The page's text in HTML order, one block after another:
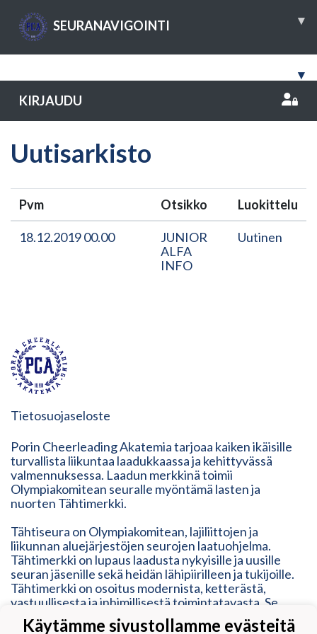
SEURANAVIGOINTI ▾
▾
KIRJAUDU
Uutisarkisto
Pvm Otsikko Luokittelu
18.12.2019 00.00
JUNIOR
ALFA
INFO
Uutinen
Tietosuojaseloste
Porin Cheerleading Akatemia tarjoaa kaiken ikäisille
turvallista liikuntaa laadukkaassa ja kehittyvässä
valmennuksessa. Laadun merkkinä toimii
Olympiakomitean seuralle myöntämä lasten ja
nuorten Tähtimerkki.
Tähtiseura on Olympiakomitean, lajiliittojen ja
liikunnan aluejärjestöjen seurojen laatuohjelma.
Tähtimerkki on lupaus laadusta nykyisille ja uusille
seuran jäsenille sekä heidän lähipiirilleen ja tukijoille.
Tähtimerkki on osoitus modernista, ketterästä,
vastuullisesta ja inhimillisestä toimintatavasta. Se
vastaa erilaisten liikkujien tarpeisiin, mutta myös
kehittyy heidän mukanaan.
Käytämme sivustollamme evästeitä